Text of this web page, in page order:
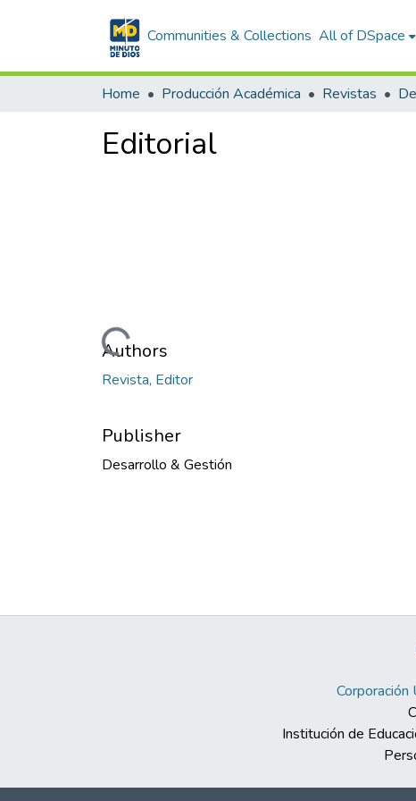
Communities & Collections All of DSpace
Home Producción Académica Revistas
Editorial
Loading...
Authors
Revista, Editor
Publisher
Desarrollo & Gestión
Institución de